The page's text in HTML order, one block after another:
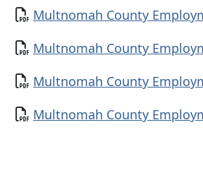
Documento
Multnomah County
Documento
Multnomah County
Documento
Multnomah County
Documento
Multnomah County